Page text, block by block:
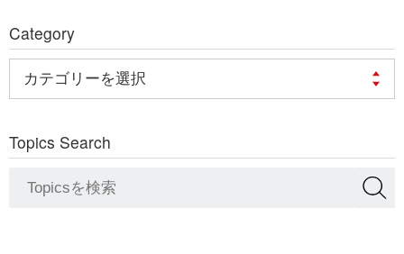
Category
Topics Search